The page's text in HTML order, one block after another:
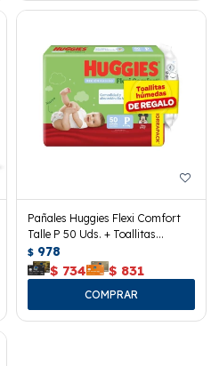
Pañales Huggies Flexi Comfort
Talle P 50 Uds. + Toallitas
Húmedas
$ 978
$ 734 $ 831